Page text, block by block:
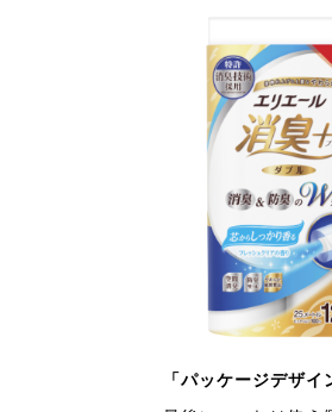
「パッケージデザ